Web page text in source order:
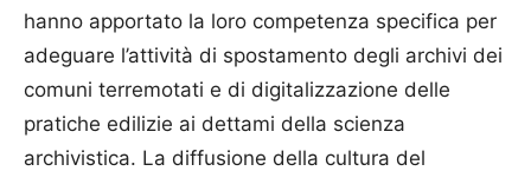
hanno apportato la loro competenza specifica per
adeguare l’attività di spostamento degli archivi dei
comuni terremotati e di digitalizzazione delle
pratiche edilizie ai dettami della scienza
archivistica. La diffusione della cultura del